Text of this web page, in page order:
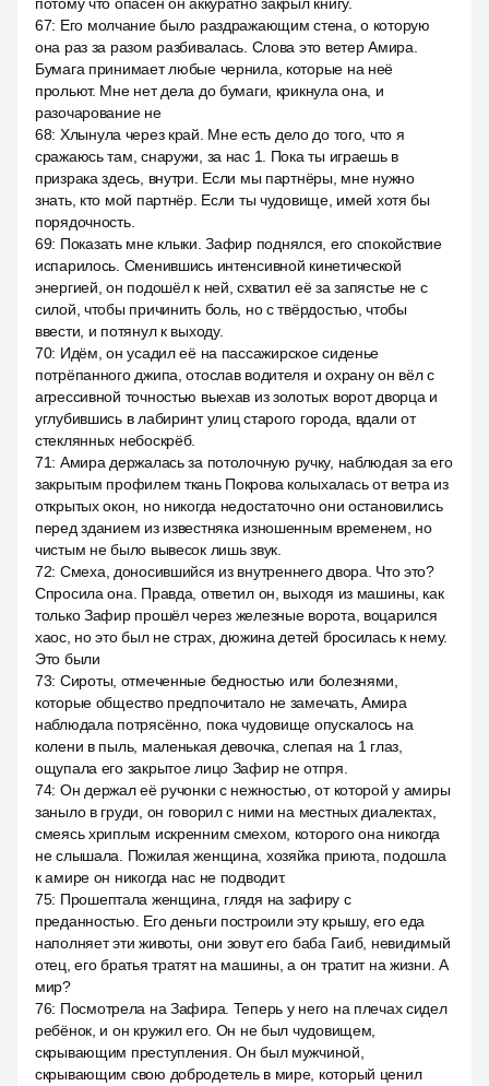
67: Его молчание было раздражающим стена, о которую
она раз за разом разбивалась. Слова это ветер Амира.
Бумага принимает любые чернила, которые на неё
прольют. Мне нет дела до бумаги, крикнула она, и
разочарование не
68: Хлынула через край. Мне есть дело до того, что я
сражаюсь там, снаружи, за нас 1. Пока ты играешь в
призрака здесь, внутри. Если мы партнёры, мне нужно
знать, кто мой партнёр. Если ты чудовище, имей хотя бы
порядочность.
69: Показать мне клыки. Зафир поднялся, его спокойствие
испарилось. Сменившись интенсивной кинетической
энергией, он подошёл к ней, схватил её за запястье не с
силой, чтобы причинить боль, но с твёрдостью, чтобы
ввести, и потянул к выходу.
70: Идём, он усадил её на пассажирское сиденье
потрёпанного джипа, отослав водителя и охрану он вёл с
агрессивной точностью выехав из золотых ворот дворца и
углубившись в лабиринт улиц старого города, вдали от
стеклянных небоскрёб.
71: Амира держалась за потолочную ручку, наблюдая за его
закрытым профилем ткань Покрова колыхалась от ветра из
открытых окон, но никогда недостаточно они остановились
перед зданием из известняка изношенным временем, но
чистым не было вывесок лишь звук.
72: Смеха, доносившийся из внутреннего двора. Что это?
Спросила она. Правда, ответил он, выходя из машины, как
только Зафир прошёл через железные ворота, воцарился
хаос, но это был не страх, дюжина детей бросилась к нему.
Это были
73: Сироты, отмеченные бедностью или болезнями,
которые общество предпочитало не замечать, Амира
наблюдала потрясённо, пока чудовище опускалось на
колени в пыль, маленькая девочка, слепая на 1 глаз,
ощупала его закрытое лицо Зафир не отпря.
74: Он держал её ручонки с нежностью, от которой у амиры
заныло в груди, он говорил с ними на местных диалектах,
смеясь хриплым искренним смехом, которого она никогда
не слышала. Пожилая женщина, хозяйка приюта, подошла
к амире он никогда нас не подводит.
75: Прошептала женщина, глядя на зафиру с
преданностью. Его деньги построили эту крышу, его еда
наполняет эти животы, они зовут его баба Гаиб, невидимый
отец, его братья тратят на машины, а он тратит на жизни. А
мир?
76: Посмотрела на Зафира. Теперь у него на плечах сидел
ребёнок, и он кружил его. Он не был чудовищем,
скрывающим преступления. Он был мужчиной,
скрывающим свою добродетель в мире, который ценил